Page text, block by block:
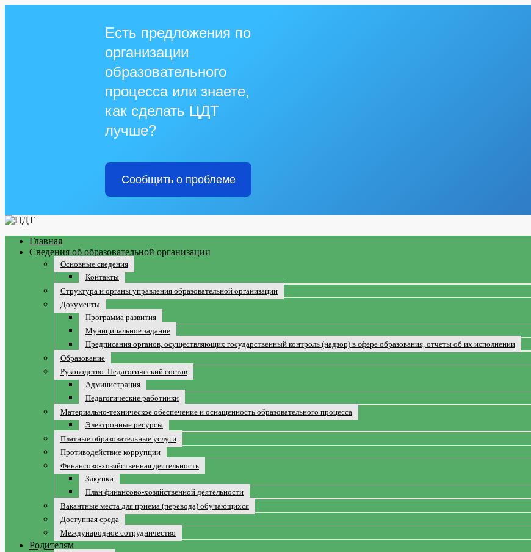
Есть предложения по
организации
образовательного
процесса или знаете,
как сделать ЦДТ
лучше?
Сообщить о проблеме
Главная
Сведения об образовательной организации
Основные сведения
Контакты
Структура и органы управления образовательной организации
Документы
Программа развития
Муниципальное задание
Предписания органов, осуществляющих государственный контроль (надзор) в сфере образования, отчеты об их исполнении
Образование
Руководство. Педагогический состав
Администрация
Педагогические работники
Материально-техническое обеспечение и оснащенность образовательного процесса
Электронные ресурсы
Платные образовательные услуги
Противодействие коррупции
Финансово-хозяйственная деятельность
Закупки
План финансово-хозяйственной деятельности
Вакантные места для приема (перевода) обучающихся
Доступная среда
Международное сотрудничество
Родителям